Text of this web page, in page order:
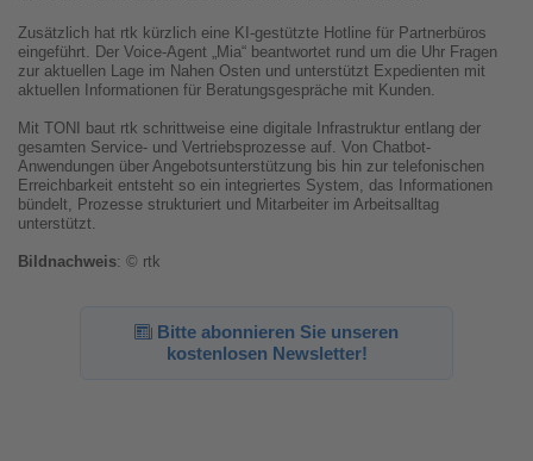
Zusätzlich hat rtk kürzlich eine KI-gestützte Hotline für Partnerbüros
eingeführt. Der Voice-Agent „Mia“ beantwortet rund um die Uhr Fragen
zur aktuellen Lage im Nahen Osten und unterstützt Expedienten mit
aktuellen Informationen für Beratungsgespräche mit Kunden.
Mit TONI baut rtk schrittweise eine digitale Infrastruktur entlang der
gesamten Service- und Vertriebsprozesse auf. Von Chatbot-
Anwendungen über Angebotsunterstützung bis hin zur telefonischen
Erreichbarkeit entsteht so ein integriertes System, das Informationen
bündelt, Prozesse strukturiert und Mitarbeiter im Arbeitsalltag
unterstützt.
Bildnachweis: © rtk
Bitte abonnieren Sie unseren
kostenlosen Newsletter!